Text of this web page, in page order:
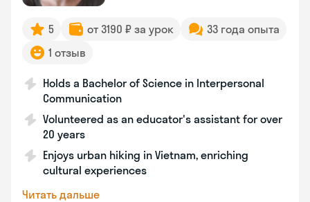
5 от 3190 ₽ за урок
33 года опыта
1 отзыв
Holds a Bachelor of Science in Interpersonal
Communication
Volunteered as an educator's assistant for over
20 years
Enjoys urban hiking in Vietnam, enriching
cultural experiences
Читать дальше